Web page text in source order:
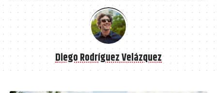
Diego Rodríguez Velázquez